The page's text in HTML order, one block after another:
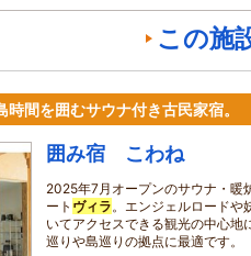
この施
間を囲むサウナ付き古民家宿。
囲み宿 こわね
2025年7月オープンのサウナ・暖
ート ヴィラ。エンジェルロードや
いてアクセスできる観光の中心地
巡りや島巡りの拠点に最適です。